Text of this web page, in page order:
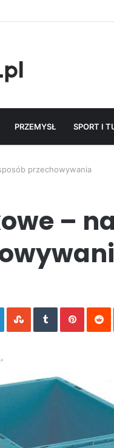
PRZEMYSŁ SPORT I
przechowywania
–
LinkedInStumbleUpon
Tumblr